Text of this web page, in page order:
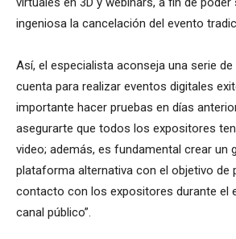
ingeniosa la cancelación del evento
Así, el especialista aconseja una serie
cuenta para realizar eventos digitales
importante hacer pruebas en días
asegurarte que todos los expositores
video; además, es fundamental crear un
plataforma alternativa con el objetivo de
contacto con los expositores durante el
canal público”.